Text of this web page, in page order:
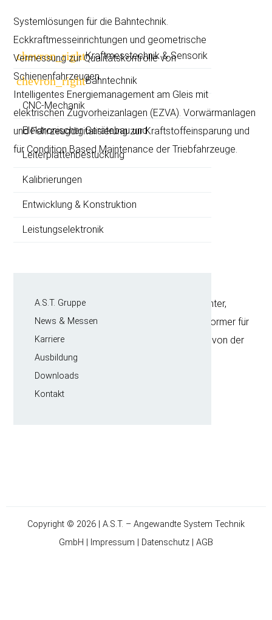
Systemlösungen für die Bahntechnik.
Eckkraftmesseinrichtungen und geometrische
Vermessung zur Qualitätskontrolle von
Schienenfahrzeugen.
Intelligentes Energiemanagement am Gleis mit
elektrischen Zugvorheizanlagen (EZVA). Vorwärmanlagen
und Fahrzeugdigitalisierung zur Kraftstoffeinsparung und
für Condition Based Maintenance der Triebfahrzeuge.
Yes, we do. Kundenspezifische Frequenzumrichter,
Wechselrichter, Ladetechnik und statische Umformer für
die Bahn- und Fahrzeugtechnik sowie Industrie von der
A.S.T. Leistungselektronik GmbH.
Navigation
überspringen
chevron_rightKraftmesstechnik & Sensorik
chevron_rightBahntechnik
CNC-Mechanik
Elektronischer Gerätebau und
Leiterplatten­bestückung
Kalibrierungen
Entwicklung & Konstruktion
Leistungselektronik
Navigation
überspringen
A.S.T. Gruppe
News & Messen
Karriere
Ausbildung
Downloads
Kontakt
Copyright © 2026 | A.S.T. – Angewandte System Technik
GmbH |
Impressum Datenschutz AGB